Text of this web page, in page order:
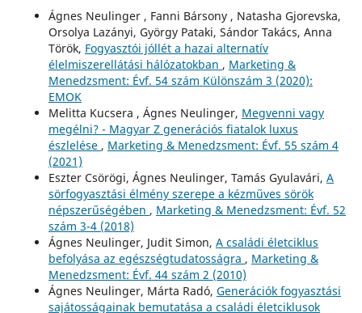
Ágnes Neulinger , Fanni Bársony , Natasha Gjorevska,
Orsolya Lazányi, György Pataki, Sándor Takács, Anna
Török, Fogyasztói jóllét a hazai alternatív
élelmiszerellátási hálózatokban , Marketing &
Menedzsment: Évf. 54 szám Különszám 3 (2020):
EMOK
Melitta Kucsera , Ágnes Neulinger, Megvenni vagy
megélni? - Magyar Z generációs fiatalok luxus
észlelése , Marketing & Menedzsment: Évf. 55 szám 4
(2021)
Eszter Csörögi, Ágnes Neulinger, Tamás Gyulavári, A
sörfogyasztási élmény szerepe a kézműves sörök
népszerűségében , Marketing & Menedzsment: Évf. 52
szám 3-4 (2018)
Ágnes Neulinger, Judit Simon, A családi életciklus
befolyása az egészségtudatosságra , Marketing &
Menedzsment: Évf. 44 szám 2 (2010)
Ágnes Neulinger, Márta Radó, Generációk fogyasztási
sajátosságainak bemutatása a családi életciklusok